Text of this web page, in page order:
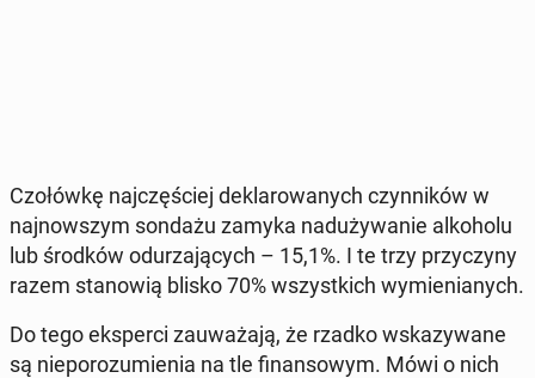
Czo­łów­kę naj­czę­ściej de­kla­ro­wa­nych czyn­ni­ków w
naj­now­szym sondażu zamyka nad­uży­wa­nie al­ko­ho­lu
lub środków odu­rza­ją­cych – 15,1%. I te trzy przy­czy­ny
razem sta­no­wią blisko 70% wszyst­kich wy­mie­nia­nych.
Do tego eks­per­ci za­uwa­ża­ją, że rzadko wska­zy­wa­ne
są nie­po­ro­zu­mie­nia na tle fi­nan­so­wym. Mówi o nich